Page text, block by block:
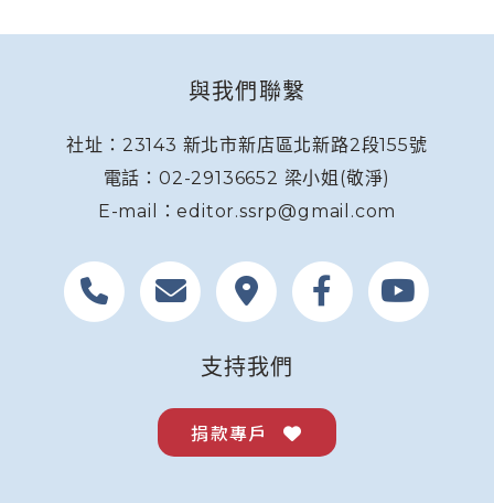
與我們聯繫
社址：23143 新北市新店區北新路2段155號
電話：02-29136652 梁小姐(敬淨)
E-mail：editor.ssrp@gmail.com
支持我們
捐款專戶